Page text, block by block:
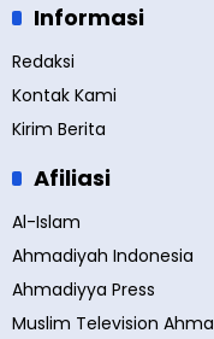
Informasi
Redaksi
Kontak Kami
Kirim Berita
Afiliasi
Al-Islam
Ahmadiyah Indonesia
Ahmadiyya Press
Muslim Television